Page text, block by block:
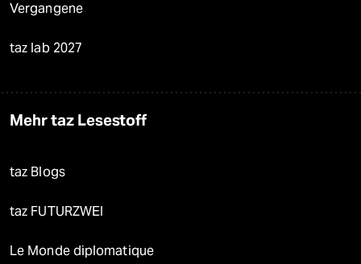
Vergangene
taz lab 2027
Mehr taz Lesestoff
taz Blogs
taz FUTURZWEI
Le Monde diplomatique